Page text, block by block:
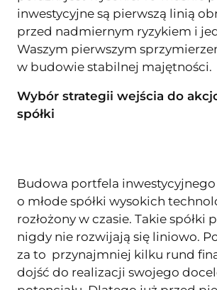
inwestycyjne są pierwszą linią
przed nadmiernym ryzykiem i
Waszym pierwszym
w budowie stabilnej majętności.
Wybór strategii wejścia do
spółki
Budowa portfela
o młode spółki wysokich
rozłożony w czasie. Takie spółki
nigdy nie rozwijają się liniowo.
za to przynajmniej kilku rund
dojść do realizacji swojego